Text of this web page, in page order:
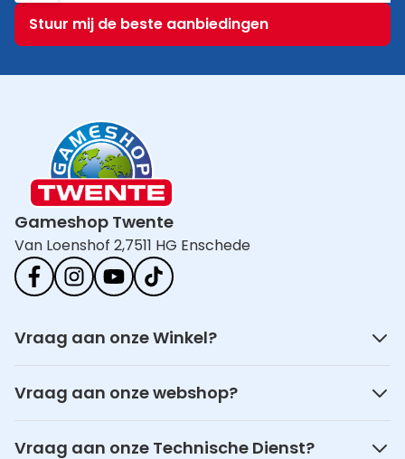
E-mailadres
Stuur mij de beste aanbiedingen
Gameshop Twente
Van Loenshof 2,7511 HG Enschede
Vraag aan onze Winkel?
Vraag aan onze webshop?
Vraag aan onze Technische Dienst?